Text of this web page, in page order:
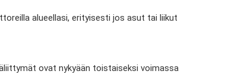
alueellasi, erityisesti jos asut tai liikut
ovat nykyään toistaiseksi voimassa